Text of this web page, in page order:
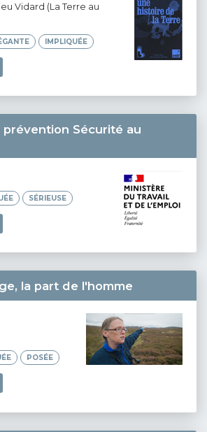
Vidard (La Terre au
IMPLIQUÉE
prévention Sécurité au
SÉRIEUSE
la part de l'homme
POSÉE